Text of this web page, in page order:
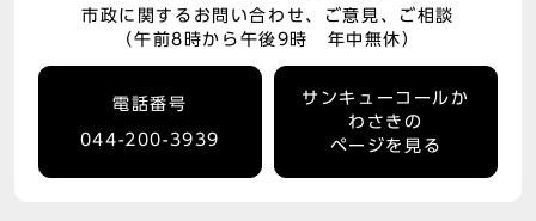
市政に関するお問い合わせ、ご意見、ご相談
（午前8時から午後9時 年中無休）
電話番号
044-200-3939
サンキューコールか
わさきの
ページを見る